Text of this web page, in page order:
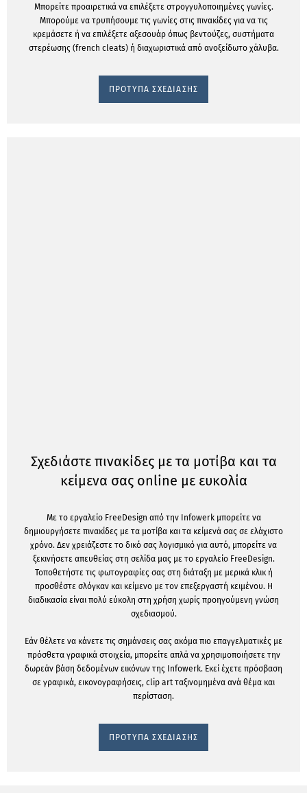
Μπορείτε προαιρετικά να επιλέξετε στρογγυλοποιημένες γωνίες.
Μπορούμε να τρυπήσουμε τις γωνίες στις πινακίδες για να τις
κρεμάσετε ή να επιλέξετε αξεσουάρ όπως βεντούζες, συστήματα
στερέωσης (french cleats) ή διαχωριστικά από ανοξείδωτο χάλυβα.
ΠΡΟΤΥΠΑ ΣΧΕΔΙΑΣΗΣ
Σχεδιάστε πινακίδες με τα μοτίβα και τα
κείμενα σας online με ευκολία
Με το εργαλείο FreeDesign από την Infowerk μπορείτε να
δημιουργήσετε πινακίδες με τα μοτίβα και τα κείμενά σας σε ελάχιστο
χρόνο. Δεν χρειάζεστε το δικό σας λογισμικό για αυτό, μπορείτε να
ξεκινήσετε απευθείας στη σελίδα μας με το εργαλείο FreeDesign.
Τοποθετήστε τις φωτογραφίες σας στη διάταξη με μερικά κλικ ή
προσθέστε σλόγκαν και κείμενο με τον επεξεργαστή κειμένου. Η
διαδικασία είναι πολύ εύκολη στη χρήση χωρίς προηγούμενη γνώση
σχεδιασμού.
Εάν θέλετε να κάνετε τις σημάνσεις σας ακόμα πιο επαγγελματικές με
πρόσθετα γραφικά στοιχεία, μπορείτε απλά να χρησιμοποιήσετε την
δωρεάν βάση δεδομένων εικόνων της Infowerk. Εκεί έχετε πρόσβαση
σε γραφικά, εικονογραφήσεις, clip art ταξινομημένα ανά θέμα και
περίσταση.
ΠΡΟΤΥΠΑ ΣΧΕΔΙΑΣΗΣ